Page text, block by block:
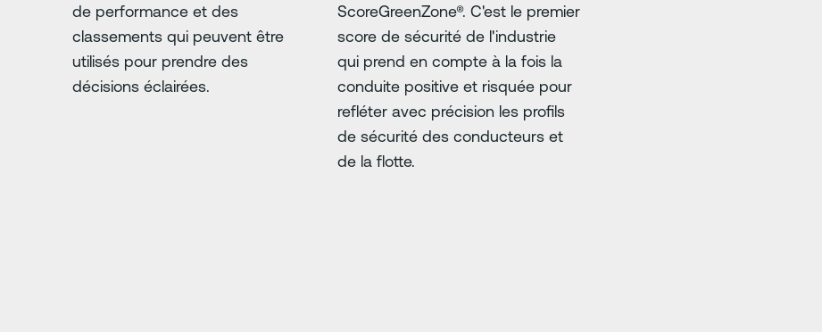
de performance et des
classements qui peuvent être
utilisés pour prendre des
décisions éclairées.
ScoreGreenZone®. C'est le premier
score de sécurité de l'industrie
qui prend en compte à la fois la
conduite positive et risquée pour
refléter avec précision les profils
de sécurité des conducteurs et
de la flotte.